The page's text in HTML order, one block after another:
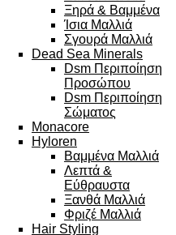
Ξηρά & Βαμμένα
Ίσια Μαλλιά
Σγουρά Μαλλιά
Dead Sea Minerals
Dsm Περιποίηση
Προσώπου
Dsm Περιποίηση
Σώματος
Monacore
Hyloren
Βαμμένα Μαλλιά
Λεπτά &
Εύθραυστα
Ξανθά Μαλλιά
Φριζέ Μαλλιά
Hair Styling